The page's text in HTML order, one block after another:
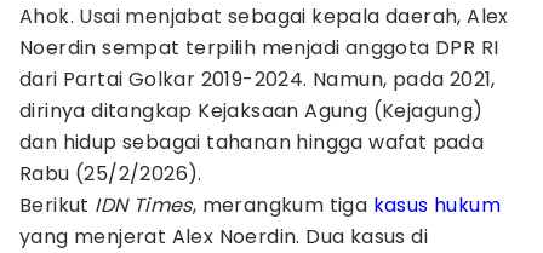
Ahok. Usai menjabat sebagai kepala daerah, Alex
Noerdin sempat terpilih menjadi anggota DPR RI
dari Partai Golkar 2019-2024. Namun, pada 2021,
dirinya ditangkap Kejaksaan Agung (Kejagung)
dan hidup sebagai tahanan hingga wafat pada
Rabu (25/2/2026).
Berikut IDN Times, merangkum tiga kasus hukum
yang menjerat Alex Noerdin. Dua kasus di